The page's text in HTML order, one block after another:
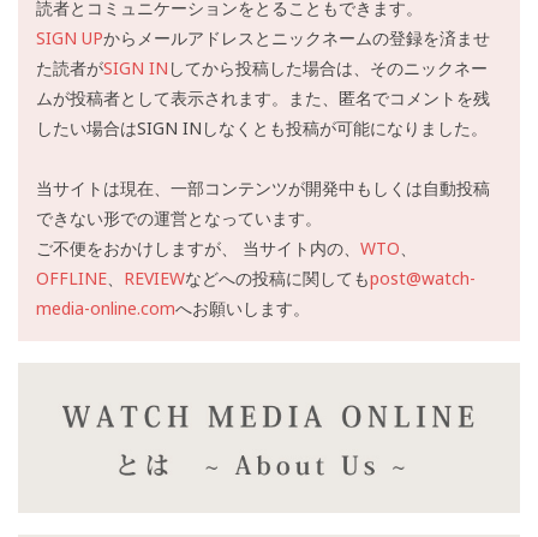
読者とコミュニケーションをとることもできます。
SIGN UPからメールアドレスとニックネームの登録を済ませ
た読者がSIGN IN してから投稿した場合は、そのニックネー
ムが投稿者として表示されます。また、匿名でコメントを残
したい場合はSIGN INしなくとも投稿が可能になりました。
当サイトは現在、一部コンテンツが開発中もしくは自動投稿
できない形での運営となっています。
ご不便をおかけしますが、 当サイト内の、 WTO
OFFLINE
REVIEWなどへの投稿に関してもpost@watch-
media-online.comへお願いします。